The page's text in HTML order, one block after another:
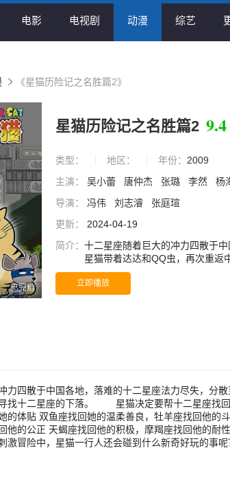
电影 电视剧 动漫 综艺
《星猫历险记之名胜篇2》
已完结
星猫历险记之名胜篇2 9.4
类型： 地区： 年份： 2009
主演：
吴小蕾 唐仲杰 张璐 李然 杨
导演：
冯伟 刘志濬
张庭瑄
更新：
2024-04-19
简介： 十二星座随着巨大的冲力四散于
星猫带着达达和QQ虫，再次重返
星猫决定要帮十二星座找回他们
的智慧，巨蟹座找回她的体贴 双
他的坚持，双子座找回他的团结
立即播放
力四散于中国各地，落难的十二星座法力尽失，分
找十二星座的下落。 星猫决定要帮十二星座找回
的体贴 双鱼座找回她的温柔善良，牡羊座找回他的
他的公正 天蝎座找回他的积极，摩羯座找回他的
激冒险中，星猫一行人还会碰到什么新奇好玩的事呢